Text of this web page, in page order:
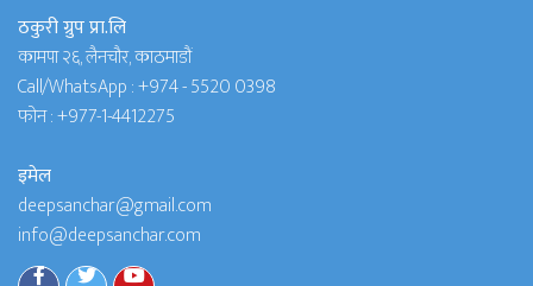
ठकुरी ग्रुप प्रा.लि
कामपा २६, लैनचौर, काठमाडौं
Call/WhatsApp :+974 - 5520 0398
फोन :+977-1-4412275
इमेल
deepsanchar@gmail.com
info@deepsanchar.com